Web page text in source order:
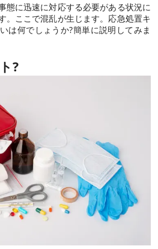
態に迅速に対応する必要がある状況に
。ここで混乱が生じます。応急処置キ
は何でしょうか?簡単に説明してみま
?